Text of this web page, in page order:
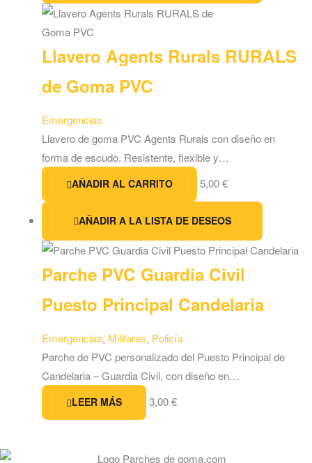
Llavero Agents Rurals RURALS
de Goma PVC
Emergencias
Llavero de goma PVC Agents Rurals con diseño en
forma de escudo. Resistente, flexible y…
AÑADIR AL CARRITO 5,00€
AÑADIR A LA LISTA DE DESEOS
Parche PVC Guardia Civil
Puesto Principal Candelaria
Emergencias, Militares, Policía
Parche de PVC personalizado del Puesto Principal de
Candelaria – Guardia Civil, con diseño en…
LEER MÁS 3,00€